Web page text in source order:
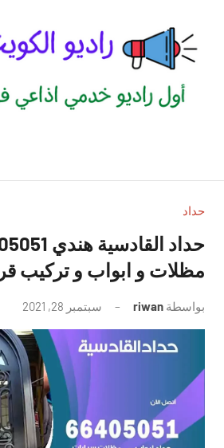
المحتوى
الكويت
للاعلانات
بالكويت
حداد
مظلات و ابواب و تركيب
بواسطة riwan سبتمبر 28, 2021
توجد